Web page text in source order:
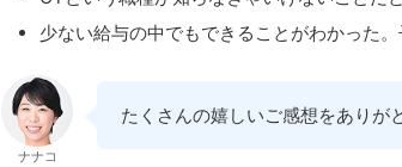
少ない給与の中でもできることがわかった
ナナコ
たくさんの嬉しいご感想をありが